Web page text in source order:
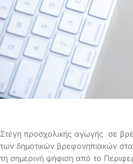
Στέγη προσχολικής αγωγής σε
των δημοτικών βρεφονηπιακών
τη σημερινή ψήφιση από το